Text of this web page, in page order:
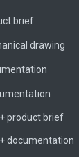
brief
drawing
product brief
documentation